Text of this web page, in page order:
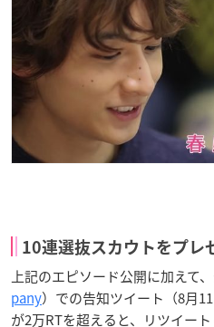
10連選抜スカウトをプレ
上記のエピソード公開に加えて
pany）での告知ツイート（8月
が2万RTを超えると、リツイー